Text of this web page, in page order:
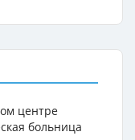
центре
больница